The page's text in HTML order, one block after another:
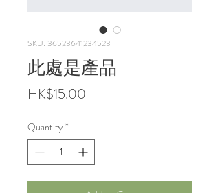
SKU: 36523641234523
此處是產品
HK$15.00
Quantity *